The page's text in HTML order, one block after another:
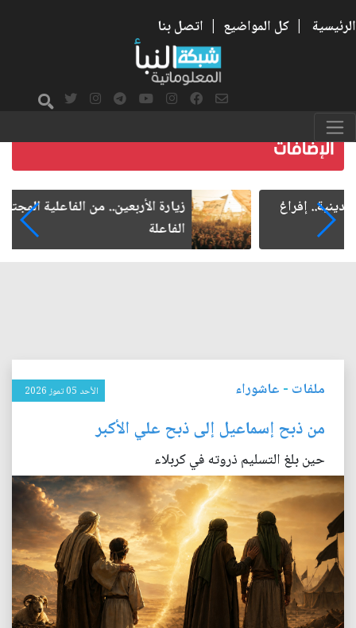
الرئيسية | كل المواضيع | اتصل بنا
زيارة الأربعين.. من الفاعلية المجتمعية إلى المواطنة
الفاعلة
ملفات - عاشوراء الأحد 05 تموز 2026
من ذبح إسماعيل إلى ذبح علي الأكبر
حين بلغ التسليم ذروته في كربلاء